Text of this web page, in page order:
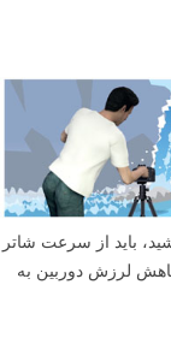
باید از سرعت شاتر
لرزش دوربین به